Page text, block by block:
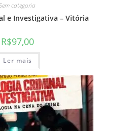
categoria
e Investigativa – Vitória
R$97,00
Ler mais